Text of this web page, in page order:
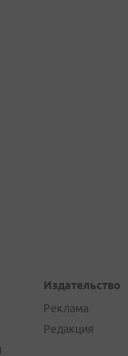
Издательство
Реклама
Редакция